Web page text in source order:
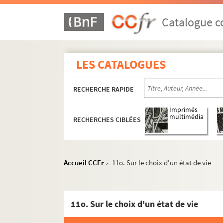
Catalogue
LES CATALOGUES
RECHERCHE RAPIDE
RECHERCHES CIBLÉES
Imprimés
multimédia
Accueil CCFr > 11o. Sur le choix d'un état de vie
11o. Sur le choix d'un état de vie
1547. (Recueil.) S. Anselmi, Cantuar.
1548. (Recueil)
1550. Traité de la Psalmodie et du chant
1552. (Recueil)
1553. Davidis Psalterium
1554. (Recueil)
1555. (Recueil)
1559. (Recueil)
1560. (Recueil)